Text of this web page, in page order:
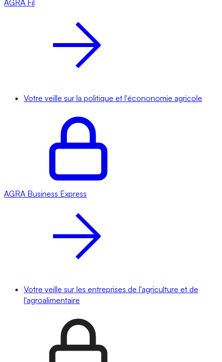
AGRA Fil
Votre veille sur la politique et l'écononomie agricole
AGRA Business Express
Votre veille sur les entreprises de l'agriculture et de
l'agroalimentaire